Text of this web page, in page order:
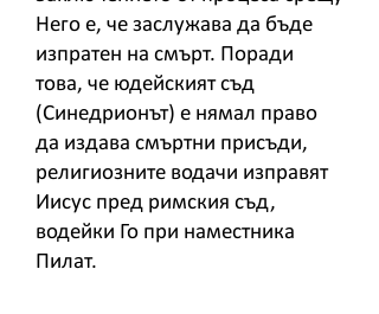
Него е, че заслужава да бъде
изпратен на смърт. Поради
това, че юдейският съд
(Синедрионът) е нямал право
да издава смъртни присъди,
религиозните водачи изправят
Иисус пред римския съд,
водейки Го при наместника
Пилат.